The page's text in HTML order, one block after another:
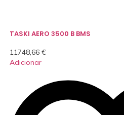
TASKI AERO 3500 B BMS
11748,66 €
Adicionar